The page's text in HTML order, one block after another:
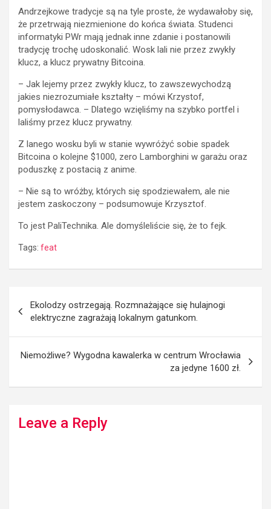
Andrzejkowe tradycje są na tyle proste, że wydawałoby się,
że przetrwają niezmienione do końca świata. Studenci
informatyki PWr mają jednak inne zdanie i postanowili
tradycję trochę udoskonalić. Wosk lali nie przez zwykły
klucz, a klucz prywatny Bitcoina.
– Jak lejemy przez zwykły klucz, to zawszewychodzą
jakies niezrozumiałe kształty – mówi Krzystof,
pomysłodawca. – Dlatego wzięliśmy na szybko portfel i
laliśmy przez klucz prywatny.
Z lanego wosku byli w stanie wywróżyć sobie spadek
Bitcoina o kolejne $1000, zero Lamborghini w garażu oraz
poduszkę z postacią z anime.
– Nie są to wróżby, których się spodziewałem, ale nie
jestem zaskoczony – podsumowuje Krzysztof.
To jest PaliTechnika. Ale domyśleliście się, że to fejk.
Tags: feat
navigation
Ekolodzy ostrzegają. Rozmnażające się hulajnogi
elektryczne zagrażają lokalnym gatunkom.
Niemożliwe? Wygodna kawalerka w centrum Wrocławia
za jedyne 1600 zł.
Leave a Reply